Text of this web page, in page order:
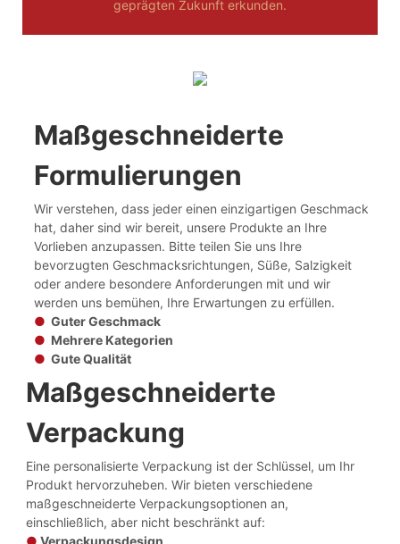
geprägten Zukunft erkunden.
Maßgeschneiderte
Formulierungen
Wir verstehen, dass jeder einen einzigartigen Geschmack
hat, daher sind wir bereit, unsere Produkte an Ihre
Vorlieben anzupassen. Bitte teilen Sie uns Ihre
bevorzugten Geschmacksrichtungen, Süße, Salzigkeit
oder andere besondere Anforderungen mit und wir
werden uns bemühen, Ihre Erwartungen zu erfüllen.
● Guter Geschmack
● Mehrere Kategorien
● Gute Qualität
Maßgeschneiderte
Verpackung
Eine personalisierte Verpackung ist der Schlüssel, um Ihr
Produkt hervorzuheben. Wir bieten verschiedene
maßgeschneiderte Verpackungsoptionen an,
einschließlich, aber nicht beschränkt auf:
●Verpackungsdesign